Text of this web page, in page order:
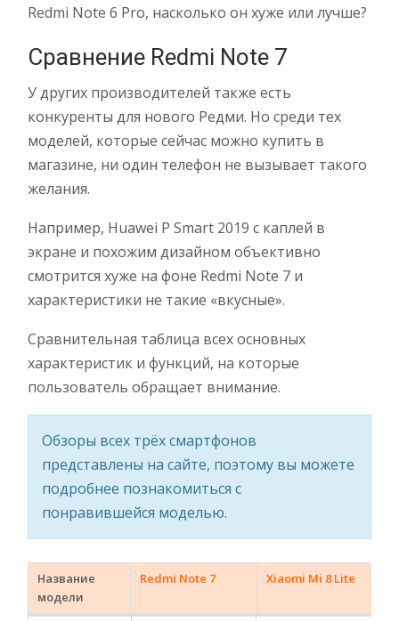
Redmi Note 6 Pro, насколько он хуже или лучше?
Сравнение Redmi Note 7
У других производителей также есть
конкуренты для нового Редми. Но среди тех
моделей, которые сейчас можно купить в
магазине, ни один телефон не вызывает такого
желания.
Например, Huawei P Smart 2019 с каплей в
экране и похожим дизайном объективно
смотрится хуже на фоне Redmi Note 7 и
характеристики не такие «вкусные».
Сравнительная таблица всех основных
характеристик и функций, на которые
пользователь обращает внимание.
Обзоры всех трёх смартфонов
представлены на сайте, поэтому вы можете
подробнее познакомиться с
понравившейся моделью.
Название
модели
Redmi Note 7 Xiaomi Mi 8 Lite